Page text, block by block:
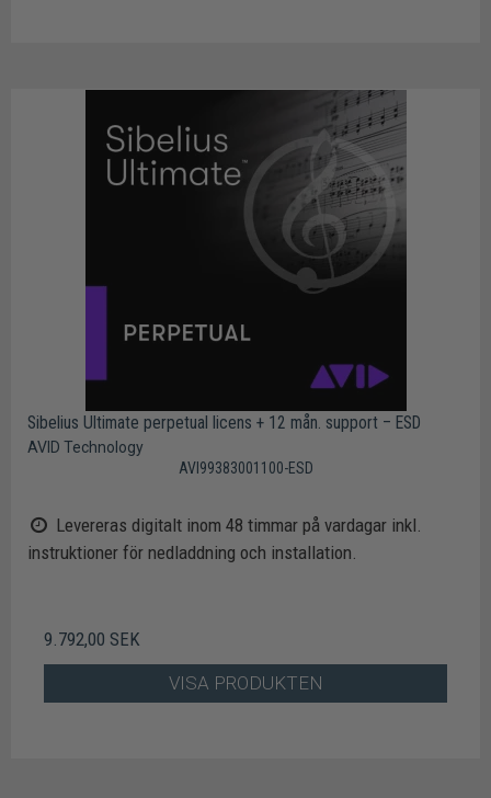
Sibelius Ultimate perpetual licens + 12 mån. support – ESD
AVID Technology
AVI99383001100-ESD
Levereras digitalt inom 48 timmar på vardagar inkl.
instruktioner för nedladdning och installation.
9.792,00 SEK
VISA PRODUKTEN